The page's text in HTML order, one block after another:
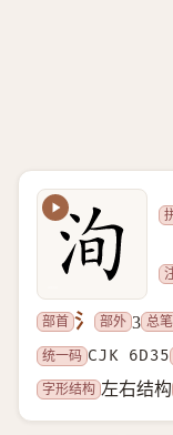
部首 氵 部外 3 总
统一码 CJK 6D35
字形结构 左右结构